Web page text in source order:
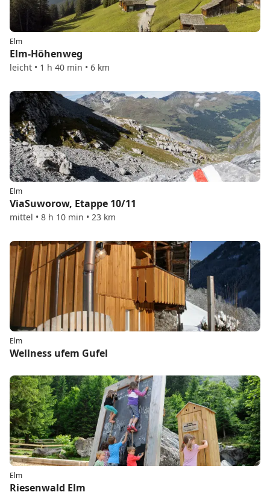
Elm
Elm-Höhenweg
leicht • 1 h 40 min • 6 km
Elm
ViaSuworow, Etappe 10/11
mittel • 8 h 10 min • 23 km
Elm
Wellness ufem Gufel
Elm
Riesenwald Elm